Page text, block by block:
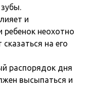
и
ребенок неохотно
на его
распорядок дня
высыпаться и